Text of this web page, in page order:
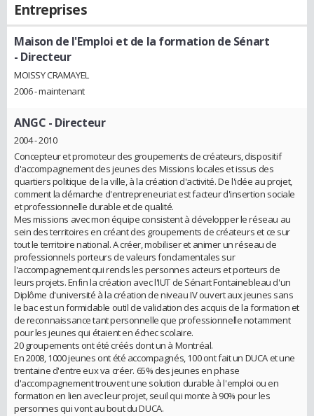
Entreprises
Maison de l'Emploi et de la formation de Sénart
- Directeur
MOISSY CRAMAYEL
2006 - maintenant
ANGC - Directeur
2004 - 2010
Concepteur et promoteur des groupements de créateurs, dispositif
d'accompagnement des jeunes des Missions locales et issus des
quartiers politique de la ville, à la création d'activité. De l'idée au projet,
comment la démarche d'entrepreneuriat est facteur d'insertion sociale
et professionnelle durable et de qualité.
Mes missions avec mon équipe consistent à développer le réseau au
sein des territoires en créant des groupements de créateurs et ce sur
tout le territoire national. A créer, mobiliser et animer un réseau de
professionnels porteurs de valeurs fondamentales sur
l'accompagnement qui rends les personnes acteurs et porteurs de
leurs projets. Enfin la création avec l'IUT de Sénart Fontainebleau d'un
Diplôme d'université à la création de niveau IV ouvert aux jeunes sans
le bac est un formidable outil de validation des acquis de la formation et
de reconnaissance tant personnelle que professionnelle notamment
pour les jeunes qui étaient en échec scolaire.
20 groupements ont été créés dont un à Montréal.
En 2008, 1000 jeunes ont été accompagnés, 100 ont fait un DUCA et une
trentaine d'entre eux va créer. 65% des jeunes en phase
d'accompagnement trouvent une solution durable à l'emploi ou en
formation en lien avec leur projet, seuil qui monte à 90% pour les
personnes qui vont au bout du DUCA.